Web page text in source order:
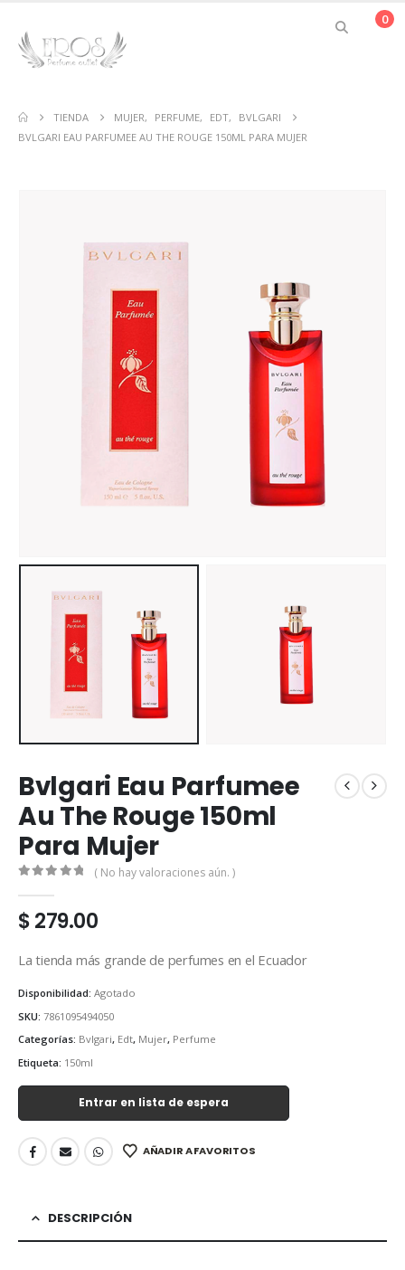
0
TIENDA MUJER, PERFUME, EDT,
BVLGARI
BVLGARI EAU PARFUMEE AU THE ROUGE 150ML PARA MUJER
Bvlgari Eau Parfumee
Au The Rouge 150ml
Para Mujer
( No hay valoraciones aún. )
$279.00
La tienda más grande de perfumes en el Ecuador
Disponibilidad: Agotado
SKU: 7861095494050
Categorías: Bvlgari, Edt, Mujer, Perfume
Etiqueta: 150ml
Entrar en lista de espera
AÑADIR A FAVORITOS
DESCRIPCIÓN